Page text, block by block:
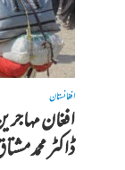
افغانستان
افغان
ڈاکٹر محمد